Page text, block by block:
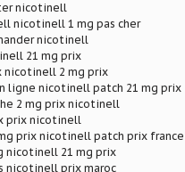
nicotinell
nicotinell 1 mg pas cher
nicotinell
21 mg prix
2 mg prix
ligne nicotinell patch 21 mg prix
2 mg prix nicotinell
prix nicotinell
prix nicotinell patch prix france
nicotinell 21 mg prix
nicotinell prix maroc